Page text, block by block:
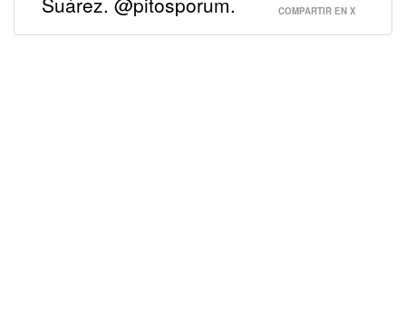
COMPARTIR EN X